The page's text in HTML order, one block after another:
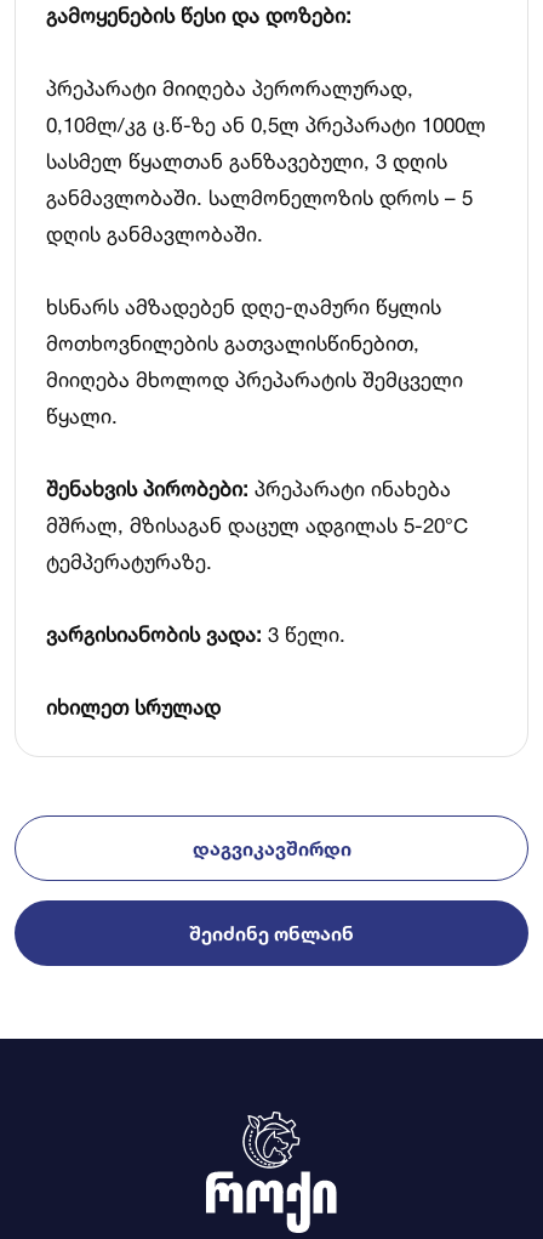
გამოყენების წესი და დოზები:
პრეპარატი მიიღება პერორალურად,
0,10მლ/კგ ც.წ-ზე ან 0,5ლ პრეპარატი 1000ლ
სასმელ წყალთან განზავებული, 3 დღის
განმავლობაში. სალმონელოზის დროს – 5
დღის განმავლობაში.
ხსნარს ამზადებენ დღე-ღამური წყლის
მოთხოვნილების გათვალისწინებით,
მიიღება მხოლოდ პრეპარატის შემცველი
წყალი.
შენახვის პირობები: პრეპარატი ინახება
მშრალ, მზისაგან დაცულ ადგილას 5-20°C
ტემპერატურაზე.
ვარგისიანობის ვადა: 3 წელი.
იხილეთ სრულად
ᲓᲐᲒᲕᲘᲙᲐᲕᲨᲘᲠᲓᲘ
ᲨᲔᲘᲫᲘᲜᲔ ᲝᲜᲚᲐᲘᲜ